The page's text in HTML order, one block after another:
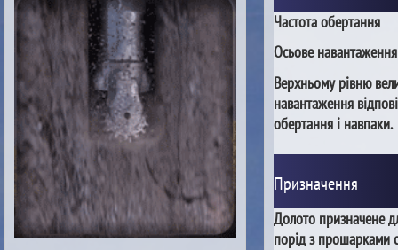
Частота обертання
Осьове навантаження
Верхньому рівню
навантаження
обертання і навпаки.
Призначення
Долото призначене
порід з прошарками